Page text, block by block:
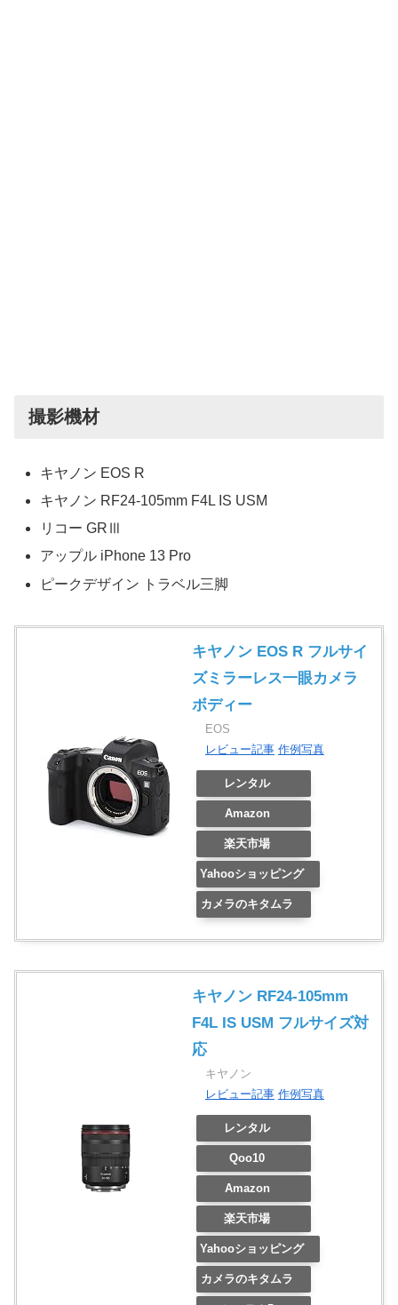
撮影機材
キヤノン EOS R
キヤノン RF24-105mm F4L IS USM
リコー GRⅢ
アップル iPhone 13 Pro
ピークデザイン トラベル三脚
キヤノン EOS R フルサイ
ズミラーレス一眼カメラ
ボディー
EOS
レビュー記事 作例写真
レンタル
Amazon
楽天市場
Yahooショッピング
カメラのキタムラ
キヤノン RF24-105mm
F4L IS USM フルサイズ対
応
キヤノン
レビュー記事 作例写真
レンタル
Qoo10
Amazon
楽天市場
Yahooショッピング
カメラのキタムラ